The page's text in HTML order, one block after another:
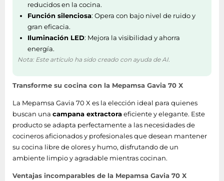
reducidos en la cocina.
Función silenciosa: Opera con bajo nivel de ruido y
gran eficacia.
Iluminación LED: Mejora la visibilidad y ahorra
energía.
Nota: Este artículo ha sido creado con ayuda de AI.
Transforme su cocina con la Mepamsa Gavia 70 X
La Mepamsa Gavia 70 X es la elección ideal para quienes
buscan una campana extractoraeficiente y elegante. Este
producto se adapta perfectamente a las necesidades de
cocineros aficionados y profesionales que desean mantener
su cocina libre de olores y humo, disfrutando de un
ambiente limpio y agradable mientras cocinan.
Ventajas incomparables de la Mepamsa Gavia 70 X